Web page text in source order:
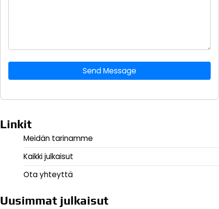
Send Message
Linkit
Meidän tarinamme
Kaikki julkaisut
Ota yhteyttä
Uusimmat julkaisut